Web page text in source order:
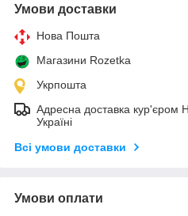
Умови доставки
Нова Пошта
Магазини Rozetka
Укрпошта
Адресна доставка кур'єром
Україні
Всі умови доставки
Умови оплати